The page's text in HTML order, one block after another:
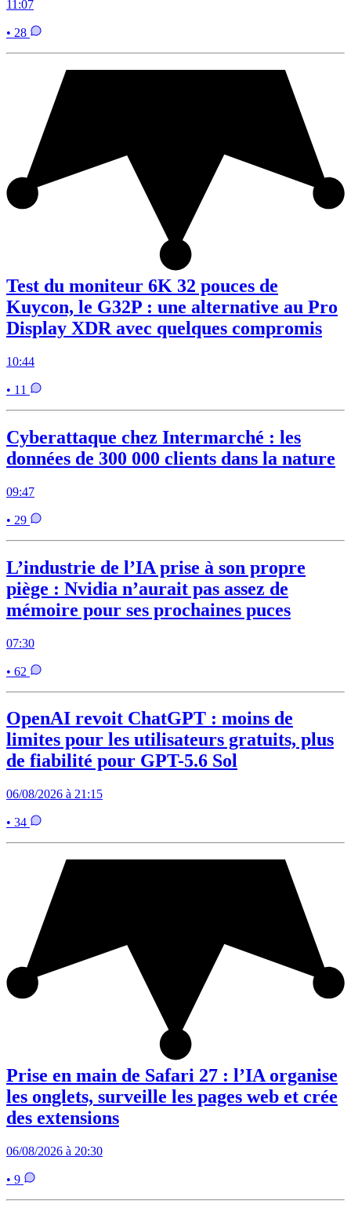
11:07
• 28
Test du moniteur 6K 32 pouces de
Kuycon, le G32P : une alternative au Pro
Display XDR avec quelques compromis
10:44
• 11
Cyberattaque chez Intermarché : les
données de 300 000 clients dans la nature
09:47
• 29
L’industrie de l’IA prise à son propre
piège : Nvidia n’aurait pas assez de
mémoire pour ses prochaines puces
07:30
• 62
OpenAI revoit ChatGPT : moins de
limites pour les utilisateurs gratuits, plus
de fiabilité pour GPT-5.6 Sol
06/08/2026 à 21:15
• 34
Prise en main de Safari 27 : l’IA organise
les onglets, surveille les pages web et crée
des extensions
06/08/2026 à 20:30
• 9